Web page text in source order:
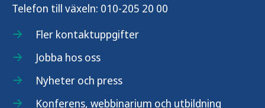
Telefon till växeln: 010-205 20 00
Fler kontaktuppgifter
Jobba hos oss
Nyheter och press
Konferens, webbinarium och utbildning